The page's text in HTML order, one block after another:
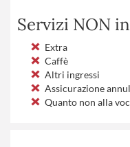
Servizi NON
Extra
Caffè
Altri ingressi
Assicurazione
Quanto non alla